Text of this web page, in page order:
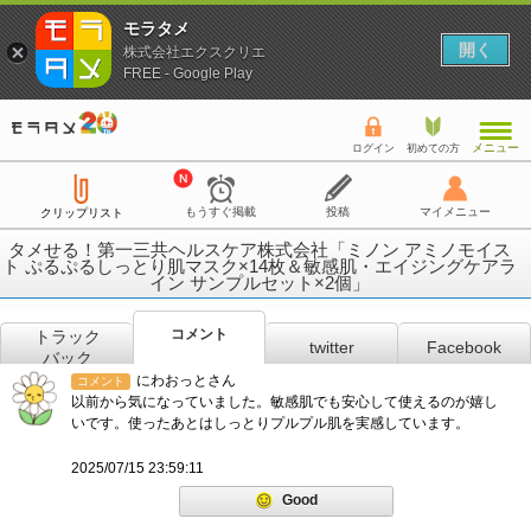
ログイン 初めての方 メニュー
クリップリスト もうすぐ掲載 投稿 マイメニュー
タメせる！第一三共ヘルスケア株式会社「ミノン アミノモイス
ト ぷるぷるしっとり肌マスク×14枚＆敏感肌・エイジングケアラ
イン サンプルセット×2個」
トラック
バック
コメント
twitter Facebook
コメント
にわおっとさん
以前から気になっていました。敏感肌でも安心して使えるのが嬉し
いです。使ったあとはしっとりプルプル肌を実感しています。
2025/07/15 23:59:11
Good
モラタメ
株式会社エクスクリエ
FREE - Google Play
開く